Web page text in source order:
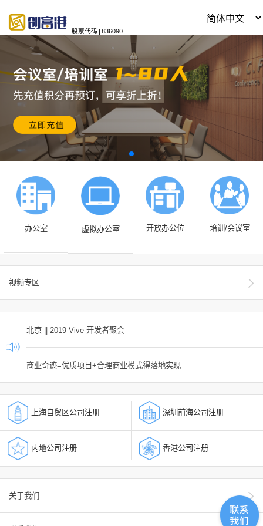
股票代码 | 836090
办公室 虚拟办公室 开放办公位 培训/会议室
视频专区
北京 || 2019 Vive 开发者聚会
商业奇迹=优质项目+合理商业模式得落地实现
上海自贸区公司注册 深圳前海公司注册
内地公司注册 香港公司注册
关于我们